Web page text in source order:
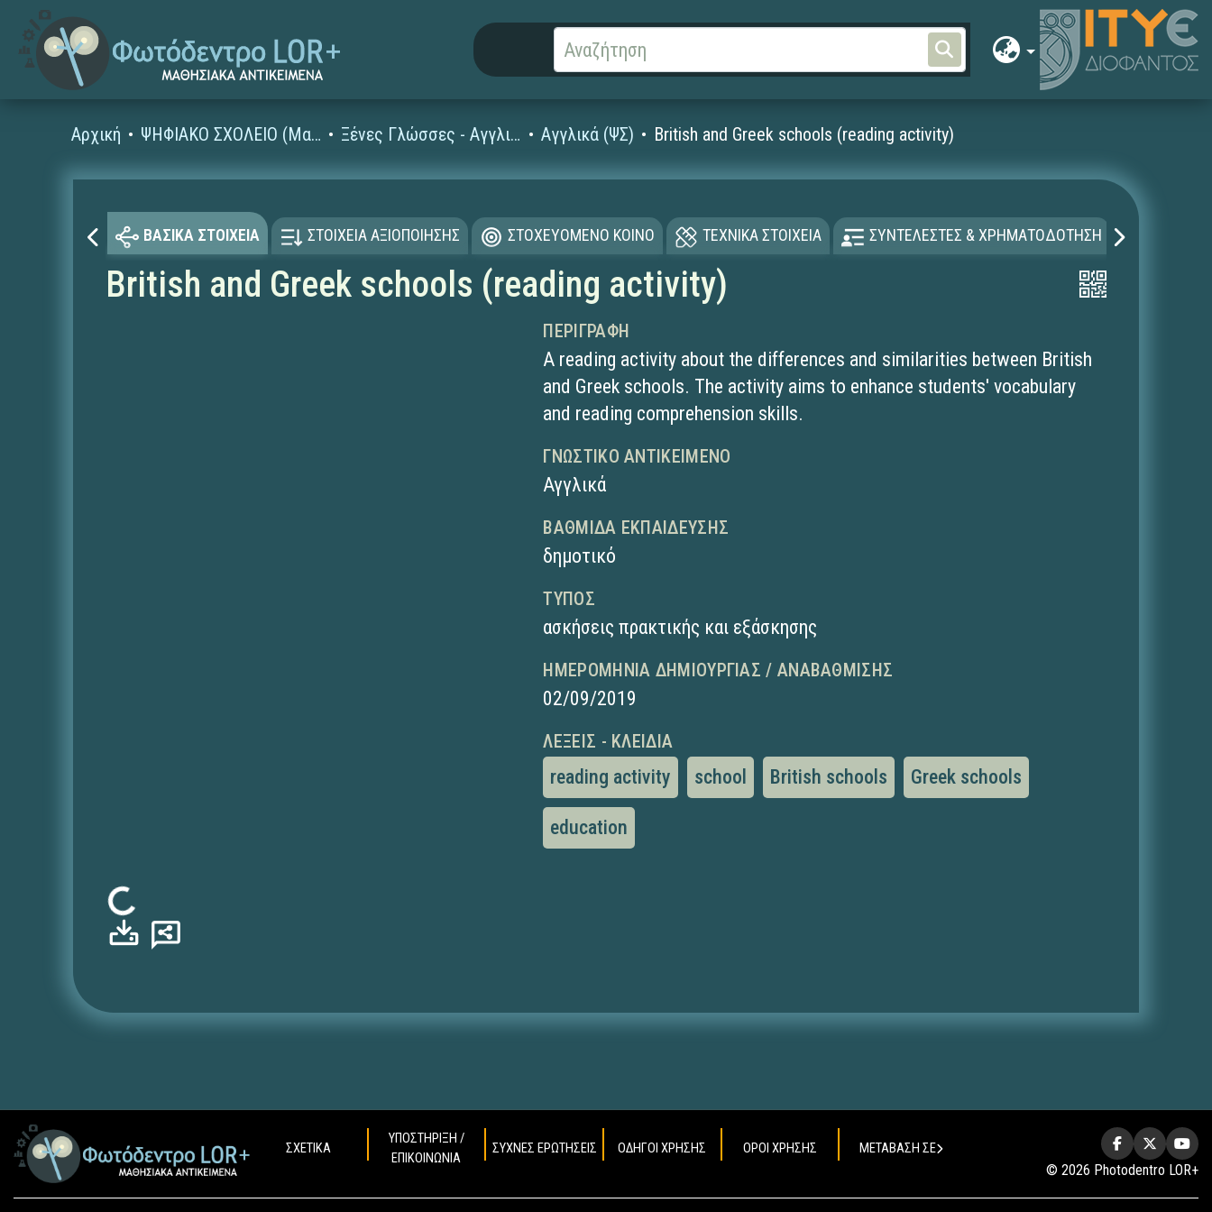
Αρχική ΨΗΦΙΑΚΟ ΣΧΟΛΕΙΟ (Μαθησιακά Αντικείμενα) Ξένες Γλώσσες - Αγγλικά Αγγλικά (ΨΣ) British and Greek schools (reading activity)
ΒΑΣΙΚΑ ΣΤΟΙΧΕΙΑ ΣΤΟΙΧΕΙΑ ΑΞΙΟΠΟΙΗΣΗΣ ΣΤΟΧΕΥΟΜΕΝΟ ΚΟΙΝΟ ΤΕΧΝΙΚΑ ΣΤΟΙΧΕΙΑ ΣΥΝΤΕΛΕΣΤΕΣ & ΧΡΗΜΑΤΟΔΟΤΗΣΗ
British and Greek schools (reading activity)
Φόρτωση...
ΠΕΡΙΓΡΑΦΉ
A reading activity about the differences and similarities between British
and Greek schools. The activity aims to enhance students' vocabulary
and reading comprehension skills.
ΓΝΩΣΤΙΚΌ ΑΝΤΙΚΕΊΜΕΝΟ
Αγγλικά
ΒΑΘΜΊΔΑ ΕΚΠΑΊΔΕΥΣΗΣ
δημοτικό
ΤΎΠΟΣ
ασκήσεις πρακτικής και εξάσκησης
ΗΜΕΡΟΜΗΝΊΑ ΔΗΜΙΟΥΡΓΊΑΣ / ΑΝΑΒΆΘΜΙΣΗΣ
02/09/2019
ΛΈΞΕΙΣ - ΚΛΕΙΔΙΆ
reading activity school British schools Greek schools
education
ΣΧΕΤΙΚΑ
ΥΠΟΣΤΗΡΙΞΗ /
ΕΠΙΚΟΙΝΩΝΙΑ
ΣΥΧΝΕΣ ΕΡΩΤΗΣΕΙΣ ΟΔΗΓΟΙ ΧΡΗΣΗΣ ΟΡΟΙ ΧΡΗΣΗΣ ΜΕΤΑΒΑΣΗ ΣΕ
© 2026 Photodentro LOR+